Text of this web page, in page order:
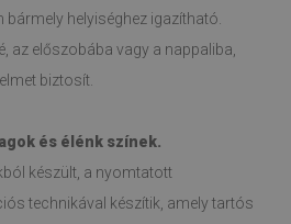
helyiséghez igazítható.
az előszobába vagy a nappaliba,
biztosít.
és élénk színek.
készült, a nyomtatott
technikával készítik, amely tartós